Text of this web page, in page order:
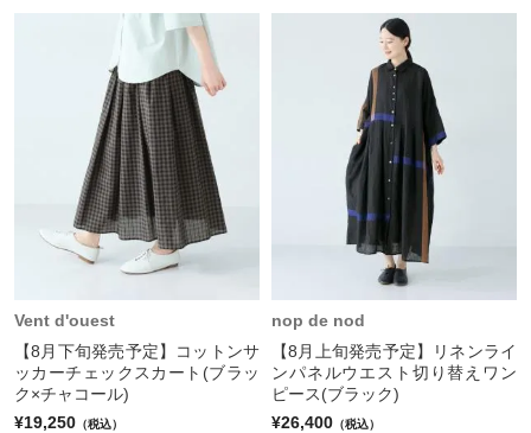
Vent d'ouest
【8月下旬発売予定】コットンサ
ッカーチェックスカート(ブラッ
ク×チャコール)
¥19,250 （税込）
nop de nod
【8月上旬発売予定】リネンライ
ンパネルウエスト切り替えワン
ピース(ブラック)
¥26,400 （税込）